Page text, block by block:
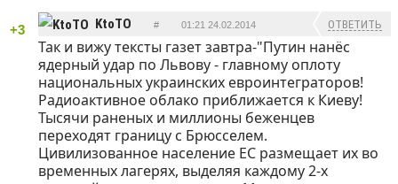
+3 KtoTO # 01:21 24.02.2014 ОТВЕТИТЬ
Так и вижу тексты газет завтра-"Путин нанёс
ядерный удар по Львову - главному оплоту
национальных украинских евроинтеграторов!
Радиоактивное облако приближается к Киеву!
Тысячи раненых и миллионы беженцев
переходят границу с Брюсселем.
Цивилизованное население ЕС размещает их во
временных лагерях, выделяя каждому 2-х